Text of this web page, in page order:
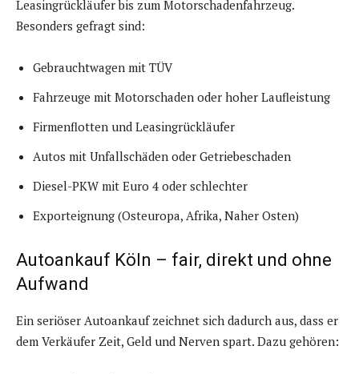
Leasingrückläufer bis zum Motorschadenfahrzeug.
Besonders gefragt sind:
Gebrauchtwagen mit TÜV
Fahrzeuge mit Motorschaden oder hoher Laufleistung
Firmenflotten und Leasingrückläufer
Autos mit Unfallschäden oder Getriebeschaden
Diesel-PKW mit Euro 4 oder schlechter
Exporteignung (Osteuropa, Afrika, Naher Osten)
Autoankauf Köln – fair, direkt und ohne
Aufwand
Ein seriöser Autoankauf zeichnet sich dadurch aus, dass er
dem Verkäufer Zeit, Geld und Nerven spart. Dazu gehören: